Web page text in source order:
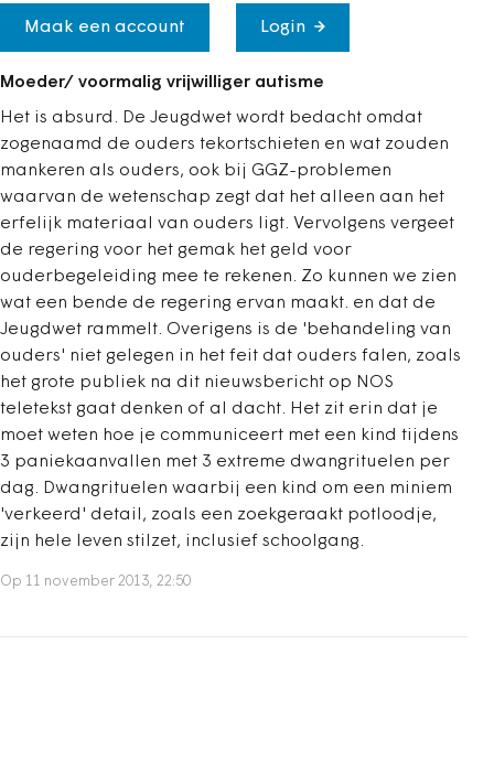
Maak een account Login
Moeder/ voormalig vrijwilliger autisme
Het is absurd. De Jeugdwet wordt bedacht omdat
zogenaamd de ouders tekortschieten en wat zouden
mankeren als ouders, ook bij GGZ-problemen
waarvan de wetenschap zegt dat het alleen aan het
erfelijk materiaal van ouders ligt. Vervolgens vergeet
de regering voor het gemak het geld voor
ouderbegeleiding mee te rekenen. Zo kunnen we zien
wat een bende de regering ervan maakt. en dat de
Jeugdwet rammelt. Overigens is de 'behandeling van
ouders' niet gelegen in het feit dat ouders falen, zoals
het grote publiek na dit nieuwsbericht op NOS
teletekst gaat denken of al dacht. Het zit erin dat je
moet weten hoe je communiceert met een kind tijdens
3 paniekaanvallen met 3 extreme dwangrituelen per
dag. Dwangrituelen waarbij een kind om een miniem
'verkeerd' detail, zoals een zoekgeraakt potloodje,
zijn hele leven stilzet, inclusief schoolgang.
Op 11 november 2013, 22:50